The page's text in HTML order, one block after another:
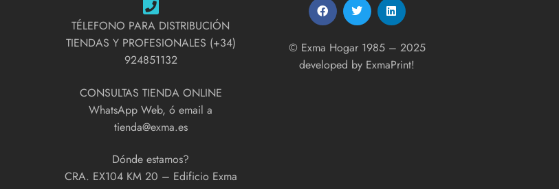
TÉLEFONO PARA DISTRIBUCIÓN
TIENDAS Y PROFESIONALES (+34)
924851132
CONSULTAS TIENDA ONLINE
WhatsApp Web, ó email a
tienda@exma.es
Dónde estamos?
CRA. EX104 KM 20 – Edificio Exma
© Exma Hogar 1985 – 2025
developed by ExmaPrint!